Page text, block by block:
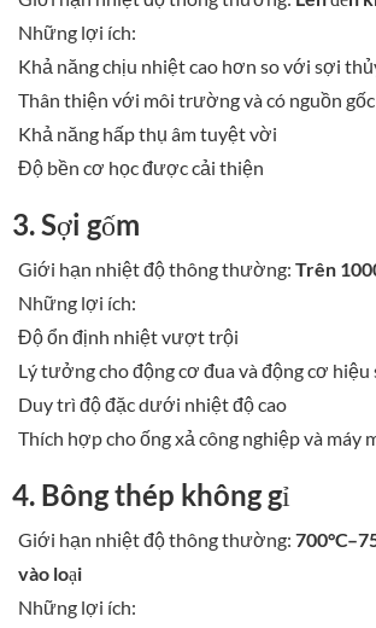
Những lợi ích:
Khả năng chịu nhiệt cao hơn so với sợi
Thân thiện với môi trường và có nguồn
Khả năng hấp thụ âm tuyệt vời
Độ bền cơ học được cải thiện
3. Sợi gốm
Giới hạn nhiệt độ thông thường: Trên
Những lợi ích:
Độ ổn định nhiệt vượt trội
Lý tưởng cho động cơ đua và động cơ hiệu
Duy trì độ đặc dưới nhiệt độ cao
Thích hợp cho ống xả công nghiệp và máy
4. Bông thép không gỉ
Giới hạn nhiệt độ thông thường:
vào loại
Những lợi ích: